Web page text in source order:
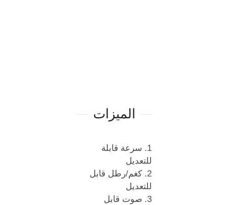
الميزات
1. سرعة قابلة
للتعديل
2. كغم/رطل قابل
للتعديل
3. صوت قابل